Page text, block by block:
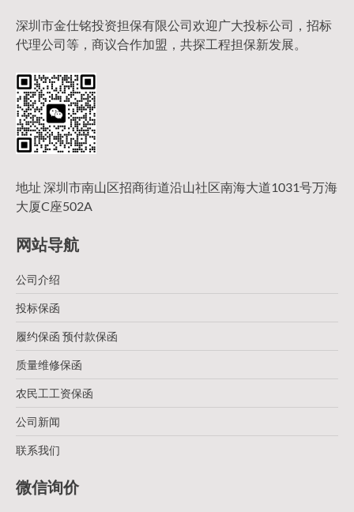
深圳市金仕铭投资担保有限公司欢迎广大投标公司，招标
代理公司等，商议合作加盟，共探工程担保新发展。
地址 深圳市南山区招商街道沿山社区南海大道1031号万海
大厦C座502A
网站导航
公司介绍
投标保函
履约保函 预付款保函
质量维修保函
农民工工资保函
公司新闻
联系我们
微信询价